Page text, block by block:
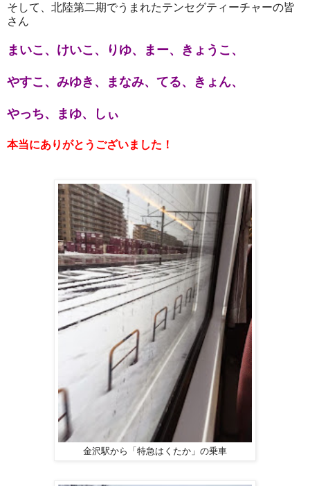
そして、北陸第二期でうまれたテンセグティーチャーの皆
さん
まいこ、けいこ、りゆ、まー、きょうこ、
やすこ、みゆき、まなみ、てる、きょん、
やっち、まゆ、しぃ
本当にありがとうございました！
金沢駅から「特急はくたか」の乗車